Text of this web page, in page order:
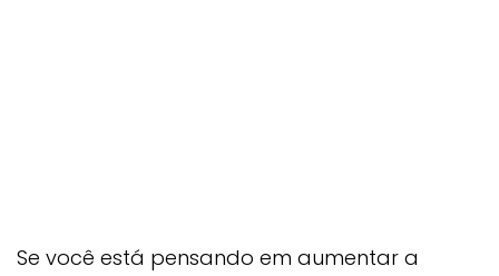
Se você está pensando em aumentar a